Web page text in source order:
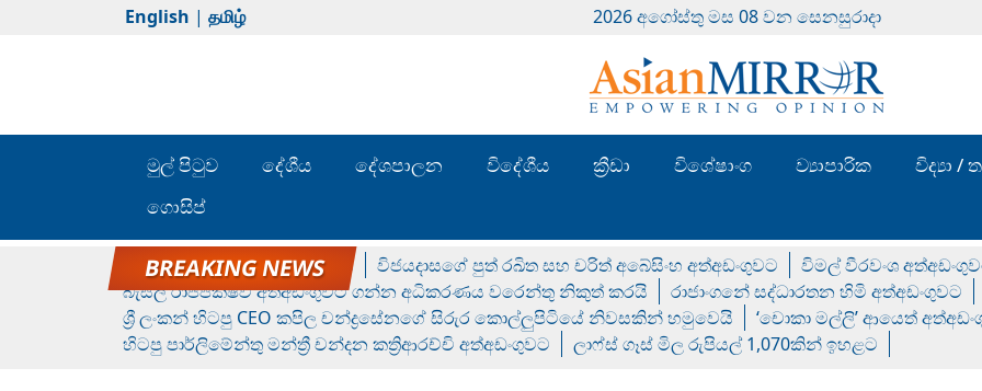
English | தமிழ் 2026 අගෝස්‍තු මස 08 වන සෙනසුරාදා
මුල් පිටුව දේශීය දේශපාලන විදේශීය ක්‍රීඩා විශේෂාංග ව්‍යාපාරික
විද්‍යා /
ගොසිප්
රන් ගෙනා රුමේෂ්ගේ හෙල්ලය විජයදාසගේ පුත් රඛිත සහ චරිත් අබේසිංහ අත්අඩංගුවට
විමල් වීරවංශ
බැසිල් රාජපක්ෂව අත්අඩංගුවට ගන්න අධිකරණය වරෙන්තු නිකුත් කරයි
රාජාංගනේ සද්ධාරතන හිමි අත්අඩංගුවට
ශ්‍රී ලංකන් හිටපු CEO කපිල චන්ද්‍රසේනගේ සිරුර කොල්ලුපිටියේ නිවසකින් හමුවෙයි
‘චොකා මල්ලි’ ආයෙත්
හිටපු පාර්ලිමේන්තු මන්ත්‍රී චන්දන කත්‍රිආරච්චි අත්අඩංගුවට
ලාෆ්ස් ගෑස් මිල රුපියල් 1,070කින් ඉහළට